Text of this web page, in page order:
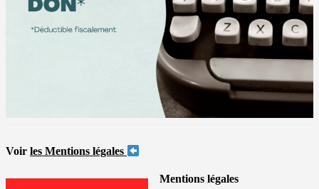
Voir les Mentions légales
Mentions légales